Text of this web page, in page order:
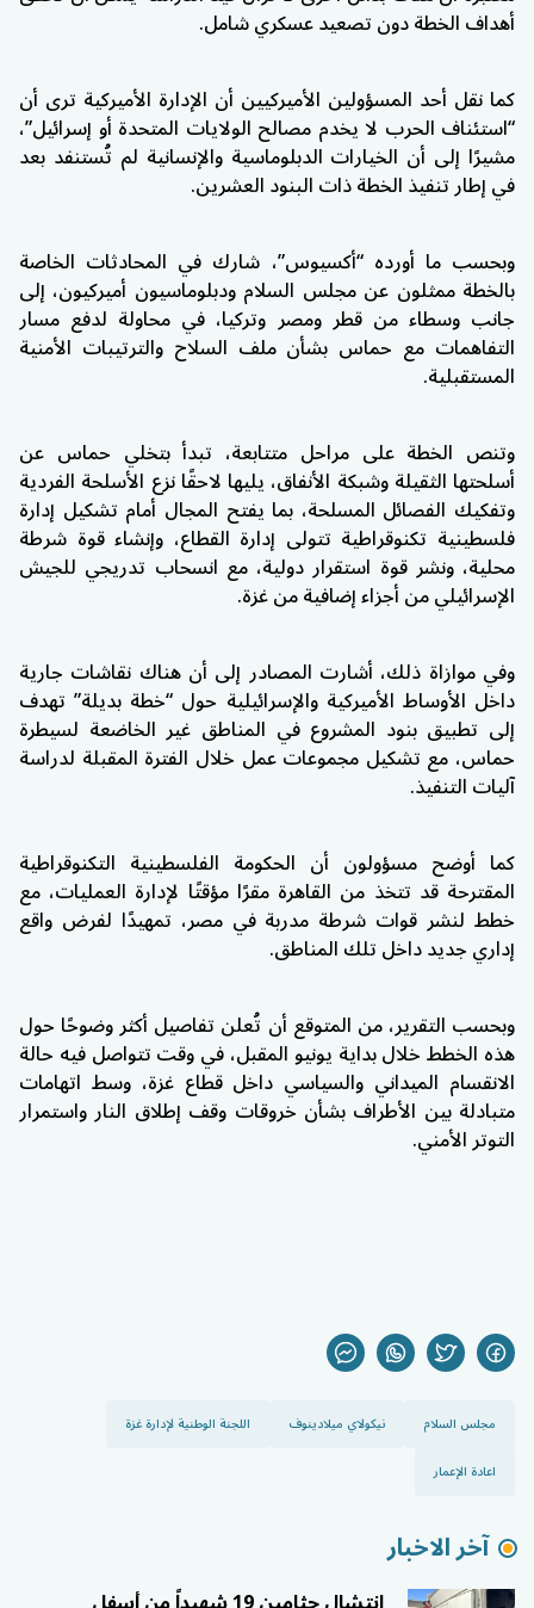
أهداف الخطة دون تصعيد عسكري شامل.
كما نقل أحد المسؤولين الأميركيين أن الإدارة الأميركية ترى أن
“استئناف الحرب لا يخدم مصالح الولايات المتحدة أو إسرائيل”،
مشيرًا إلى أن الخيارات الدبلوماسية والإنسانية لم تُستنفد بعد
في إطار تنفيذ الخطة ذات البنود العشرين.
وبحسب ما أورده “أكسيوس”، شارك في المحادثات الخاصة
بالخطة ممثلون عن مجلس السلام ودبلوماسيون أميركيون، إلى
جانب وسطاء من قطر ومصر وتركيا، في محاولة لدفع مسار
التفاهمات مع حماس بشأن ملف السلاح والترتيبات الأمنية
المستقبلية.
وتنص الخطة على مراحل متتابعة، تبدأ بتخلي حماس عن
أسلحتها الثقيلة وشبكة الأنفاق، يليها لاحقًا نزع الأسلحة الفردية
وتفكيك الفصائل المسلحة، بما يفتح المجال أمام تشكيل إدارة
فلسطينية تكنوقراطية تتولى إدارة القطاع، وإنشاء قوة شرطة
محلية، ونشر قوة استقرار دولية، مع انسحاب تدريجي للجيش
الإسرائيلي من أجزاء إضافية من غزة.
وفي موازاة ذلك، أشارت المصادر إلى أن هناك نقاشات جارية
داخل الأوساط الأميركية والإسرائيلية حول “خطة بديلة” تهدف
إلى تطبيق بنود المشروع في المناطق غير الخاضعة لسيطرة
حماس، مع تشكيل مجموعات عمل خلال الفترة المقبلة لدراسة
آليات التنفيذ.
كما أوضح مسؤولون أن الحكومة الفلسطينية التكنوقراطية
المقترحة قد تتخذ من القاهرة مقرًا مؤقتًا لإدارة العمليات، مع
خطط لنشر قوات شرطة مدربة في مصر، تمهيدًا لفرض واقع
إداري جديد داخل تلك المناطق.
وبحسب التقرير، من المتوقع أن تُعلن تفاصيل أكثر وضوحًا حول
هذه الخطط خلال بداية يونيو المقبل، في وقت تتواصل فيه حالة
الانقسام الميداني والسياسي داخل قطاع غزة، وسط اتهامات
متبادلة بين الأطراف بشأن خروقات وقف إطلاق النار واستمرار
التوتر الأمني.
مجلس السلام نيكولاي ميلادينوف
اللجنة الوطنية لإدارة غزة
اعادة الإعمار
آخر الاخبار